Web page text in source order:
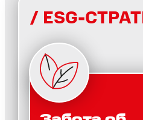
ESG-